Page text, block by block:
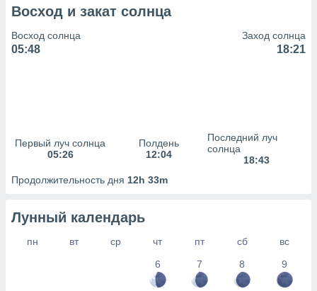
наших 1199
Восход и закат солнца
Восход солнца
05:48
Заход солнца
18:21
Первый луч солнца
05:26
Полдень
12:04
Последний луч
солнца
18:43
Продолжительность дня 12h 33m
Лунный календарь
пн вт ср чт пт сб
вс
6
7 8 9